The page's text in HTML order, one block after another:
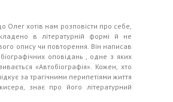
Олег хотів нам розповісти про себе,
в літературній формі й не
опису чи повторення. Він написав
оповідань , одне з яких
«Автобіографія». Кожен, хто
за трагічними перипетіями життя
знає про його літературний